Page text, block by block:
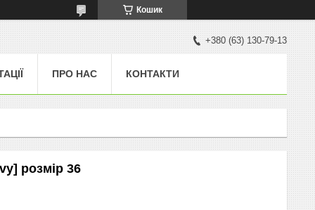
Кошик
+380 (63) 130-79-13
ПРО НАС КОНТАКТИ
розмір 36